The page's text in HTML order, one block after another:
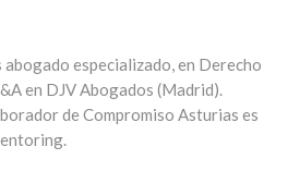
especializado, en Derecho
en DJV Abogados (Madrid).
de Compromiso Asturias es